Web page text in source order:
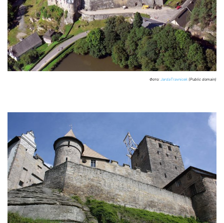
Фото: JardaTravnicek (Public domain)